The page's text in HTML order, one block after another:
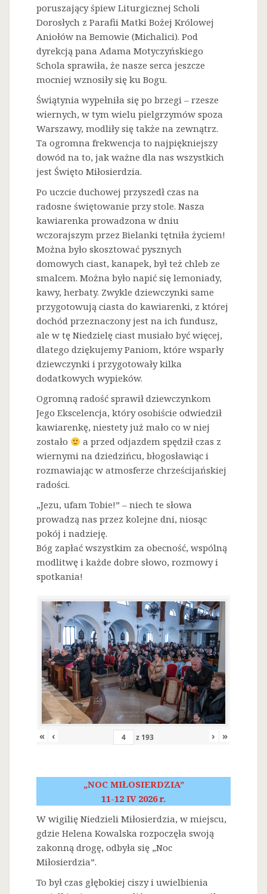
poruszający śpiew Liturgicznej Scholi
Dorosłych z Parafii Matki Bożej Królowej
Aniołów na Bemowie (Michalici). Pod
dyrekcją pana Adama Motyczyńskiego
Schola sprawiła, że nasze serca jeszcze
mocniej wznosiły się ku Bogu.
Świątynia wypełniła się po brzegi – rzesze
wiernych, w tym wielu pielgrzymów spoza
Warszawy, modliły się także na zewnątrz.
Ta ogromna frekwencja to najpiękniejszy
dowód na to, jak ważne dla nas wszystkich
jest Święto Miłosierdzia.
Po uczcie duchowej przyszedł czas na
radosne świętowanie przy stole. Nasza
kawiarenka prowadzona w dniu
wczorajszym przez Bielanki tętniła życiem!
Można było skosztować pysznych
domowych ciast, kanapek, był też chleb ze
smalcem. Można było napić się lemoniady,
kawy, herbaty. Zwykle dziewczynki same
przygotowują ciasta do kawiarenki, z której
dochód przeznaczony jest na ich fundusz,
ale w tę Niedzielę ciast musiało być więcej,
dlatego dziękujemy Paniom, które wsparły
dziewczynki i przygotowały kilka
dodatkowych wypieków.
Ogromną radość sprawił dziewczynkom
Jego Ekscelencja, który osobiście odwiedził
kawiarenkę, niestety już mało co w niej
zostało
a przed odjazdem spędził czas z
wiernymi na dziedzińcu, błogosławiąc i
rozmawiając w atmosferze chrześcijańskiej
radości.
„Jezu, ufam Tobie!” – niech te słowa
prowadzą nas przez kolejne dni, niosąc
pokój i nadzieję.
Bóg zapłać wszystkim za obecność, wspólną
modlitwę i każde dobre słowo, rozmowy i
spotkania!
« ‹ z 193 › »
„NOC MIŁOSIERDZIA”
11-12 IV 2026 r.
W wigilię Niedzieli Miłosierdzia, w miejscu,
gdzie Helena Kowalska rozpoczęła swoją
zakonną drogę, odbyła się „Noc
Miłosierdzia”.
To był czas głębokiej ciszy i uwielbienia